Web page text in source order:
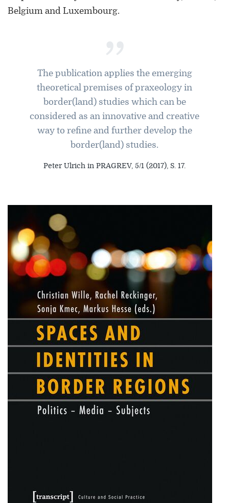
Professor für Kulturwissenschaftliche
Grenzforschung an der Universität
Luxemburg
Leiter des Interdisziplinären
Kompetenzzentrums „UniGR-Center
for Border Studies“
Stv. Leiter des trinationalen Master in
Border Studies
Studies” (KWG), „Bordertextures”
(UniGR-CBS) und „LABOR SwissLux“
Gutachter für internationale
Fachzeitschriften und
Fördereinrichtungen
Mitherausgeber der Buchreihe
„Border Studies. Cultures, Spaces,
Orders” (Nomos)
Forschungsaufenthalte an der
Universität Flensburg, Viadrina
Universität Frankfurt (Oder),
Universität Lothringen, Universität
des Saarlandes und Universität
Belgium and Luxembourg.
”
The publication applies the emerging
theoretical premises of praxeology in
border(land) studies which can be
considered as an innovative and creative
way to refine and further develop the
border(land) studies.
Peter Ulrich in PRAGREV, 5/1 (2017), S. 17.